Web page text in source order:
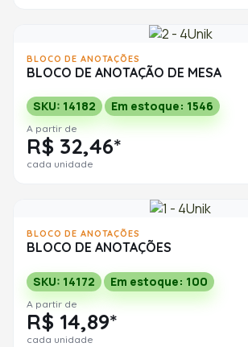
BLOCO DE ANOTAÇÕES
BLOCO DE ANOTAÇÃO DE MESA
SKU: 14182 Em estoque: 1546
A partir de
R$ 32,46*
cada unidade
BLOCO DE ANOTAÇÕES
BLOCO DE ANOTAÇÕES
SKU: 14172 Em estoque: 100
A partir de
R$ 14,89*
cada unidade